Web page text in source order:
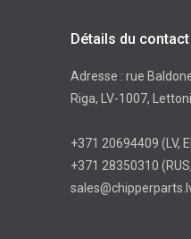
Détails du contact
Adresse : rue
Riga, LV-1007,
+371 20694409 (LV,
+371 28350310